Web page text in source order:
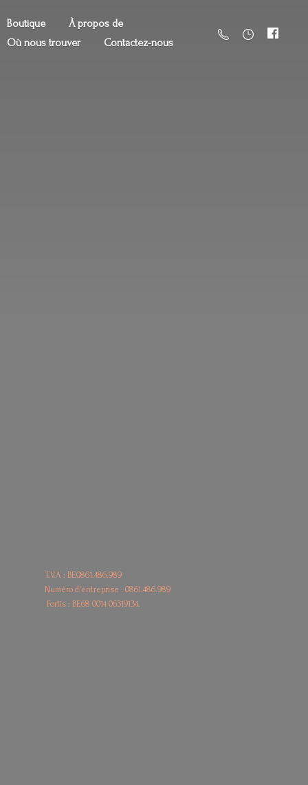
Boutique
À propos de
Où nous trouver
Contactez-nous
T.V.A : BE0861.486.989
Numéro d'entreprise : 0861.486.989
Fortis : BE680014 06319134.